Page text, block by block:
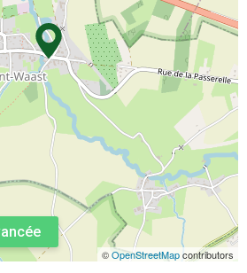
©OpenStreetMapcontributors